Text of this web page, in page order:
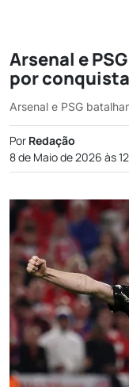
Arsenal e
por
Arsenal e PSG
Por Redação
8 de Maio de 2026 às